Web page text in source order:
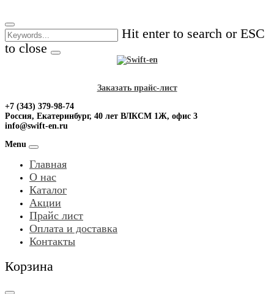
to
content
Hit enter to search or ESC
to close
Заказать прайс-лист
+7 (343) 379-98-74
Россия, Екатеринбург, 40 лет ВЛКСМ 1Ж, офис 3
info@swift-en.ru
Menu
Главная
О нас
Каталог
Акции
Прайс лист
Оплата и доставка
Контакты
Корзина